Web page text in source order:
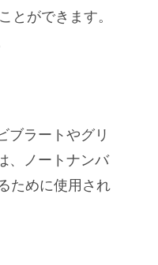
とができます。
ブラートやグリ
、ノートナンバ
ために使用され